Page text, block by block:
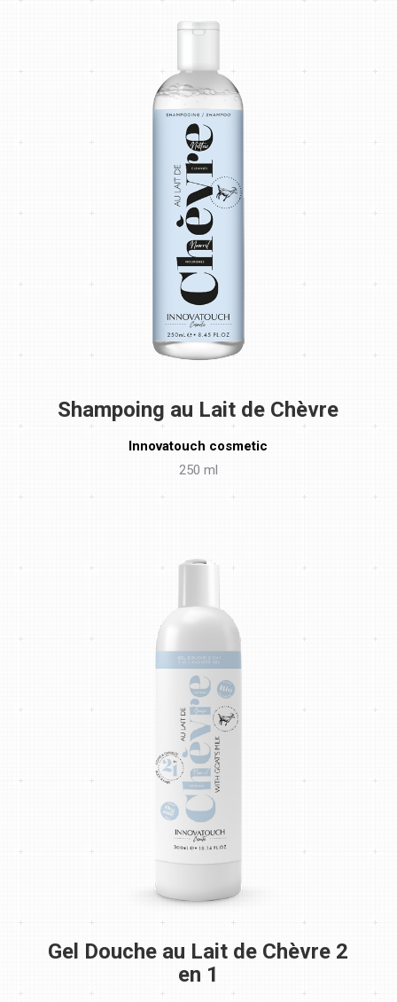
Shampoing au Lait de Chèvre
Innovatouch cosmetic
250 ml
Gel Douche au Lait de Chèvre 2
en 1